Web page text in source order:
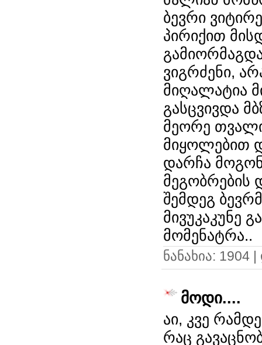
ბევრი
პირიქით
ვიგრძენი,
მიღალატია
გასცვივდა
მეორე
მიყოლებით
დარჩა
მეგობრების
შემდეგ
მივუკაკუნე
მომენატრა..
ნანახია: 1904
მოდი....
აი, კვე
რაც